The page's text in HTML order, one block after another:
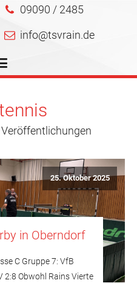
09090 / 2485
info@tsvrain.de
25. Oktober 2025
in Oberndorf
C Gruppe 7: VfB
2:8 Obwohl Rains Vierte